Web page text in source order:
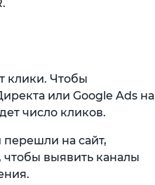
клики. Чтобы
или Google Ads на
число кликов.
на сайт,
выявить каналы